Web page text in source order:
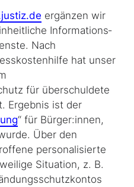
ergänzen wir
In­for­ma­tions­
Nach
hat unser
für überschuldete
Ergebnis ist der
“ für Bürger:innen,
Über den
personalisierte
Situation, z. B.